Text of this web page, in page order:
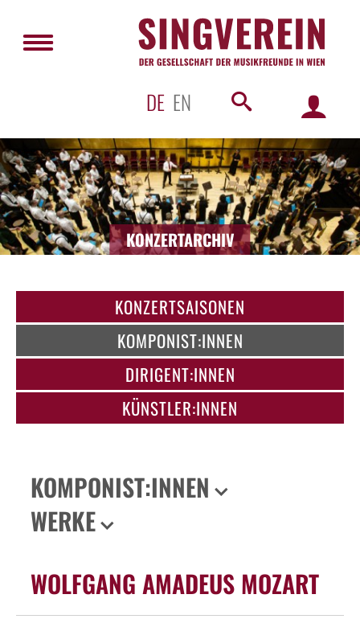
DE EN
KONZERTARCHIV
KONZERTSAISONEN
KOMPONIST:INNEN
DIRIGENT:INNEN
KÜNSTLER:INNEN
KOMPONIST:INNEN
WERKE
WOLFGANG AMADEUS MOZART